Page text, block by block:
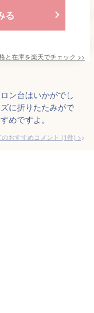
る
と在庫を楽天でチェック >>
ン台はいかがでし
に折りたたみがで
めですよ。
おすすめコメント (1件) >